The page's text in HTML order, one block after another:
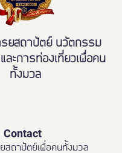
ยสถาปัตย์ นวัตกรรม
ะการท่องเที่ยวเพื่อคน
ทั้งมวล
Contact
สถาปัตย์เพื่อคนทั้งมวล